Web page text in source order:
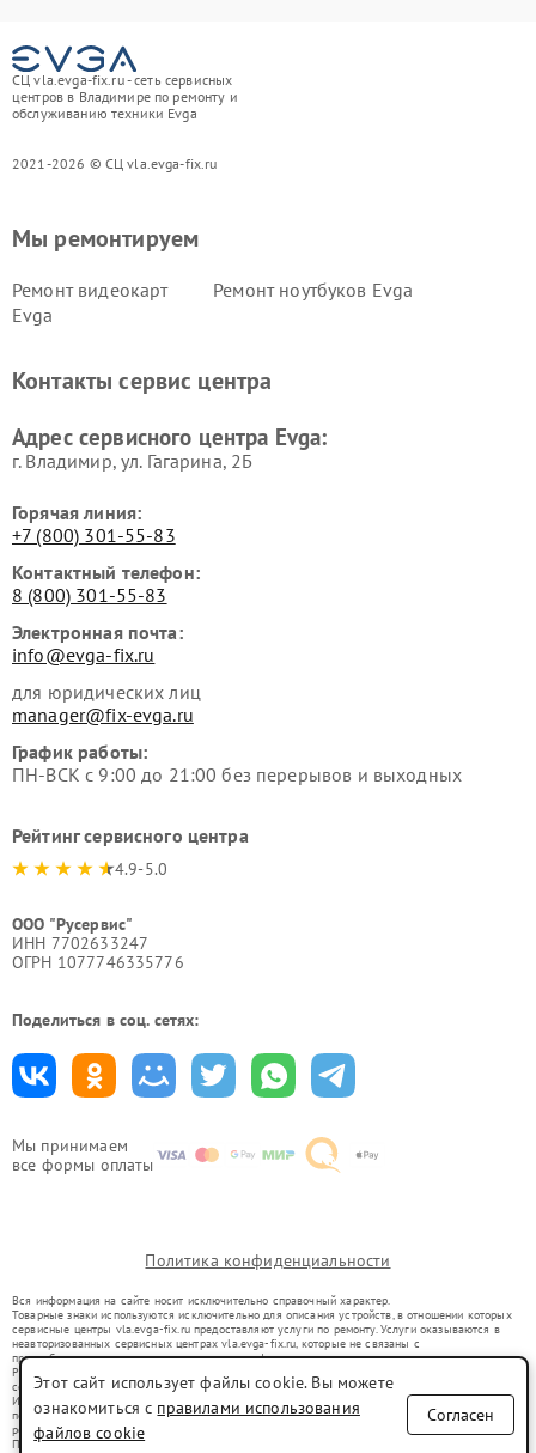
СЦ vla.evga-fix.ru - сеть сервисных
центров в Владимире по ремонту и
обслуживанию техники Evga
2021-2026 © СЦ vla.evga-fix.ru
Мы принимаем
все формы оплаты
Мы ремонтируем
Ремонт видеокарт
Evga
Ремонт ноутбуков Evga
Контакты сервис центра
Адрес сервисного центра Evga:
г. Владимир, ул. Гагарина, 2Б
Горячая линия:
+7 (800) 301-55-83
Контактный телефон:
8 (800) 301-55-83
Электронная почта:
info@evga-fix.ru
для юридических лиц
manager@fix-evga.ru
График работы:
ПН-ВСК с 9:00 до 21:00 без перерывов и выходных
Рейтинг сервисного центра
4.9-5.0
ООО "Русервис"
ИНН 7702633247
ОГРН 1077746335776
Поделиться в соц. сетях:
Политика конфиденциальности
Вся информация на сайте носит исключительно справочный характер.
Товарные знаки используются исключительно для описания устройств, в отношении которых
сервисные центры vla.evga-fix.ru предоставляют услуги по ремонту. Услуги оказываются в
неавторизованных сервисных центрах vla.evga-fix.ru, которые не связаны с
правообладателями товарных знаков или их официальными представителями.
Ремонт осуществляется для устройств, уже введенных в гражданский оборот в соответствии
со статьей 1487 ГК РФ.
Использование товарных знаков не преследует цели индивидуализации услуг или введения
потребителей в заблуждение, а служит для информирования о предоставляемых услугах по
ремонту техники указанных брендов.
Представленная на сайте информация не является публичной офертой, определяемой
Этот сайт использует файлы cookie. Вы можете
ознакомиться с правилами использования
файлов cookie
Согласен